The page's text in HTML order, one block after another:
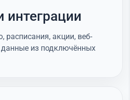
расписания, акции, веб-
из подключённых